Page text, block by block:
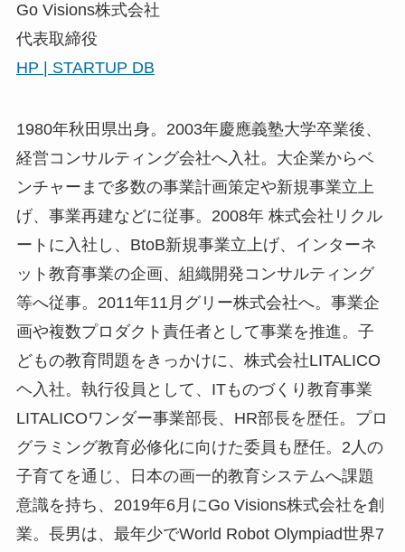
Go Visions株式会社
代表取締役
HP | STARTUP DB
1980年秋田県出身。2003年慶應義塾大学卒業後、
経営コンサルティング会社へ入社。大企業からベ
ンチャーまで多数の事業計画策定や新規事業立上
げ、事業再建などに従事。2008年 株式会社リクル
ートに入社し、BtoB新規事業立上げ、インターネ
ット教育事業の企画、組織開発コンサルティング
等へ従事。2011年11月グリー株式会社へ。事業企
画や複数プロダクト責任者として事業を推進。子
どもの教育問題をきっかけに、株式会社LITALICO
ヘ入社。執行役員として、ITものづくり教育事業
LITALICOワンダー事業部長、HR部長を歴任。プロ
グラミング教育必修化に向けた委員も歴任。2人の
子育てを通じ、日本の画一的教育システムへ課題
意識を持ち、2019年6月にGo Visions株式会社を創
業。長男は、最年少でWorld Robot Olympiad世界7